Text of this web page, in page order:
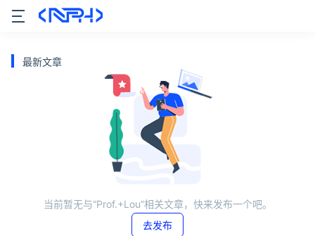
最新文章
当前暂无与“Prof.+Lou”相关文章，快来发布一个吧。
去发布